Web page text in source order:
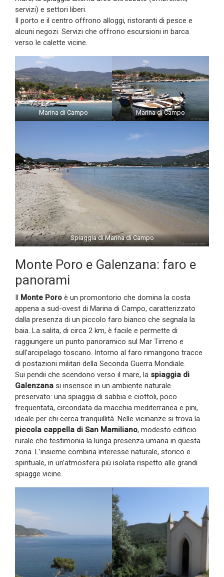
servizi) e settori liberi.
Il porto e il centro offrono alloggi, ristoranti di pesce e
alcuni negozi. Servizi che offrono escursioni in barca
verso le calette vicine.
Marina di Campo Marina di Campo
Spiaggia di Marina di Campo
Monte Poro e Galenzana: faro e
panorami
Il Monte Poro è un promontorio che domina la costa
appena a sud-ovest di Marina di Campo, caratterizzato
dalla presenza di un piccolo faro bianco che segnala la
baia. La salita, di circa 2 km, è facile e permette di
raggiungere un punto panoramico sul Mar Tirreno e
sull’arcipelago toscano. Intorno al faro rimangono tracce
di postazioni militari della Seconda Guerra Mondiale.
Sui pendii che scendono verso il mare, la spiaggia di
Galenzana si inserisce in un ambiente naturale
preservato: una spiaggia di sabbia e ciottoli, poco
frequentata, circondata da macchia mediterranea e pini,
ideale per chi cerca tranquillità. Nelle vicinanze si trova la
piccola cappella di San Mamiliano, modesto edificio
rurale che testimonia la lunga presenza umana in questa
zona. L’insieme combina interesse naturale, storico e
spirituale, in un’atmosfera più isolata rispetto alle grandi
spiagge vicine.